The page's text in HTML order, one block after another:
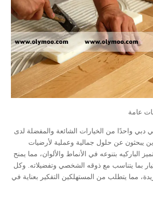
عامة
دبي واحدًا من الخيارات الشائعة والمفضلة لدى
يبحثون عن حلول جمالية وعملية لأرضيات
الباركيه بتنوعه في الأنماط والألوان، مما يمنح
بما يتناسب مع ذوقه الشخصي وتفضيلاته. وكل
مما يتطلب من المستهلكين التفكير بعناية في